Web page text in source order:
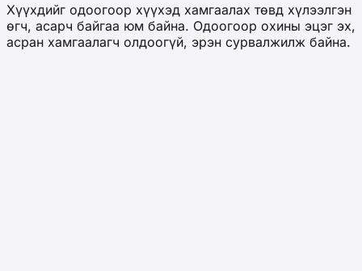
Хүүхдийг одоогоор хүүхэд хамгаалах төвд хүлээлгэн
өгч, асарч байгаа юм байна. Одоогоор охины эцэг эх,
асран хамгаалагч олдоогүй, эрэн сурвалжилж байна.